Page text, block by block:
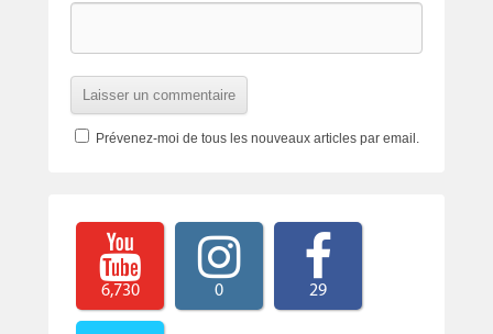
Prévenez-moi de tous les nouveaux articles par email.
6,730 0 29